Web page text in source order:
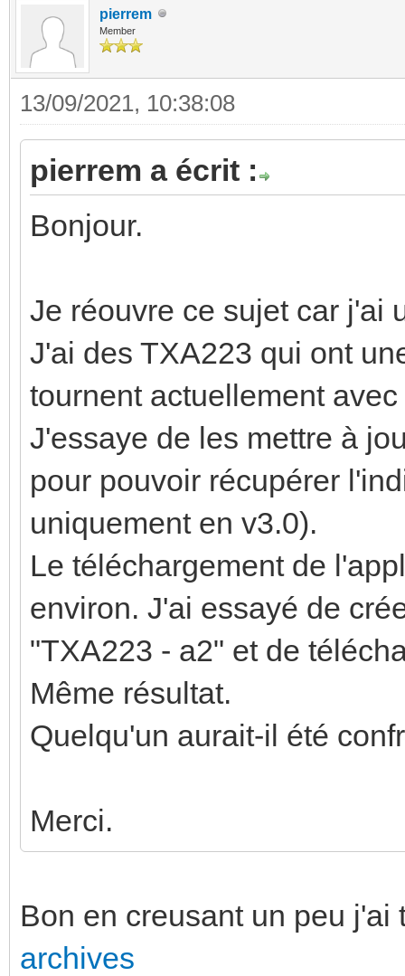
pierrem
Member
13/09/2021, 10:38:08
pierrem a écrit :
Bonjour.
Je réouvre ce sujet car j'ai
J'ai des TXA223 qui ont
tournent actuellement
J'essaye de les mettre à
pour pouvoir récupérer
uniquement en v3.0).
Le téléchargement de
environ. J'ai essayé de
"TXA223 - a2" et de
Même résultat.
Quelqu'un aurait-il été
Merci.
Bon en creusant un peu
archives